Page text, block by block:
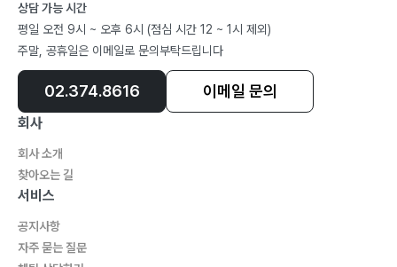
상담 가능 시간
평일 오전 9시 ~ 오후 6시 (점심 시간 12 ~ 1시 제외)
주말, 공휴일은 이메일로 문의부탁드립니다
02.374.8616 이메일 문의
회사
회사 소개
찾아오는 길
서비스
공지사항
자주 묻는 질문